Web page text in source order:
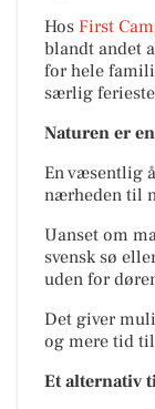
Hos First
blandt andet
for hele
særlig
Naturen er
En væsentlig
nærheden til
Uanset om
svensk sø
uden for
Det giver
og mere tid
Et alternativ